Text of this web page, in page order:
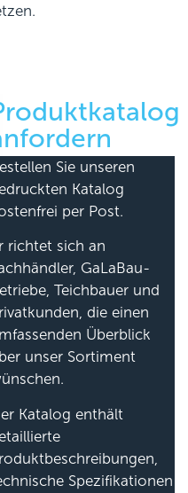
Sie unseren
Katalog
per Post.
richtet sich an
GaLaBau-
Teichbauer und
die einen
Überblick
unser Sortiment
Katalog enthält
Spezifikationen